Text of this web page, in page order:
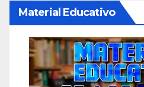
Material Educativo